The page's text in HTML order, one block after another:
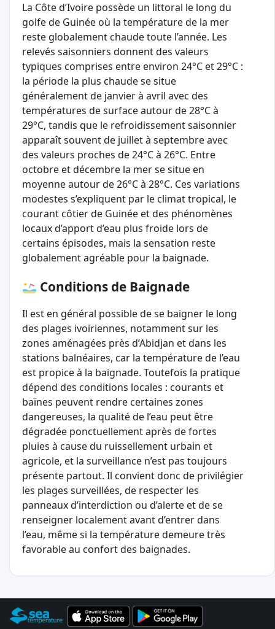
La Côte d’Ivoire possède un littoral le long du
golfe de Guinée où la température de la mer
reste globalement chaude toute l’année. Les
relevés saisonniers donnent des valeurs
typiques comprises entre environ 24°C et 29°C :
la période la plus chaude se situe
généralement de janvier à avril avec des
températures de surface autour de 28°C à
29°C, tandis que le refroidissement saisonnier
apparaît souvent de juillet à septembre avec
des valeurs proches de 24°C à 26°C. Entre
octobre et décembre la mer se situe en
moyenne autour de 26°C à 28°C. Ces variations
modestes s’expliquent par le climat tropical, le
courant côtier de Guinée et des phénomènes
locaux d’apport d’eau plus froide lors de
certains épisodes, mais la sensation reste
globalement agréable pour la baignade.
Conditions de Baignade
Il est en général possible de se baigner le long
des plages ivoiriennes, notamment sur les
zones aménagées près d’Abidjan et dans les
stations balnéaires, car la température de l’eau
est propice à la baignade. Toutefois la pratique
dépend des conditions locales : courants et
baïnes peuvent rendre certaines zones
dangereuses, la qualité de l’eau peut être
dégradée ponctuellement après de fortes
pluies à cause du ruissellement urbain et
agricole, et la surveillance n’est pas toujours
présente partout. Il convient donc de privilégier
les plages surveillées, de respecter les
panneaux d’interdiction ou d’alerte et de se
renseigner localement avant d’entrer dans
l’eau, même si la température demeure très
favorable au confort des baignades.